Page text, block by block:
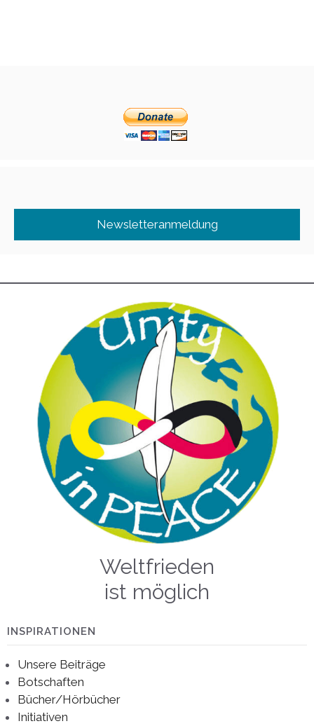
Newsletteranmeldung
Weltfrieden
ist möglich
INSPIRATIONEN
Unsere Beiträge
Botschaften
Bücher/Hörbücher
Initiativen